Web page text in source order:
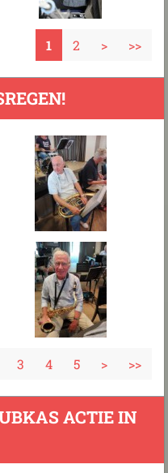
1 2 > >>
3 4 5 > >>
ACTIE IN